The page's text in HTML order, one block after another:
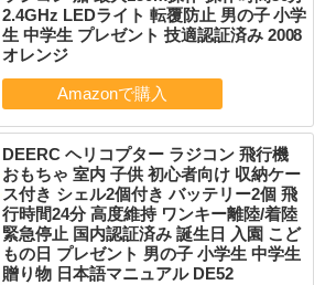
2.4GHz LEDライト 転覆防止 男の子 小学
生 中学生 プレゼント 技適認証済み 2008
オレンジ
DEERC ヘリコプター ラジコン 飛行機
おもちゃ 室内 子供 初心者向け 収納ケー
ス付き シェル2個付き バッテリー2個 飛
行時間24分 高度維持 ワンキー離陸/着陸
緊急停止 国内認証済み 誕生日 入園 こど
もの日 プレゼント 男の子 小学生 中学生
贈り物 日本語マニュアル DE52